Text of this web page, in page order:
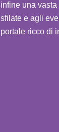
infine una
sfilate e agli
portale ricco di